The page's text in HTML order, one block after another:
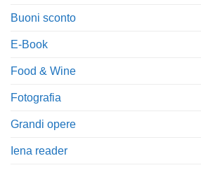
Buoni sconto
E-Book
Food & Wine
Fotografia
Grandi opere
Iena reader